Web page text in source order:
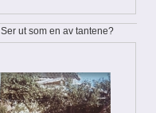
Ser ut som en av tantene?